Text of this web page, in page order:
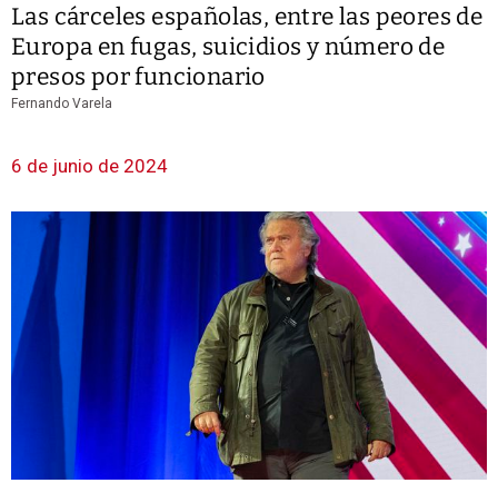
Las cárceles españolas, entre las peores de
Europa en fugas, suicidios y número de
presos por funcionario
Fernando Varela
6 de junio de 2024